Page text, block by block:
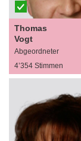
Thomas
Vogt
Abgeordneter
4’354 Stimmen